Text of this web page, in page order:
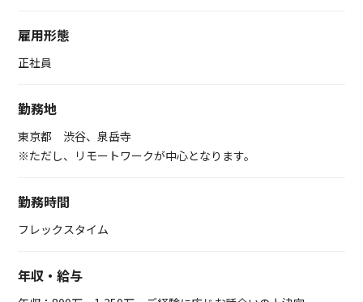
雇用形態
正社員
勤務地
東京都 渋谷、泉岳寺
※ただし、リモートワークが中心となります。
勤務時間
フレックスタイム
年収・給与